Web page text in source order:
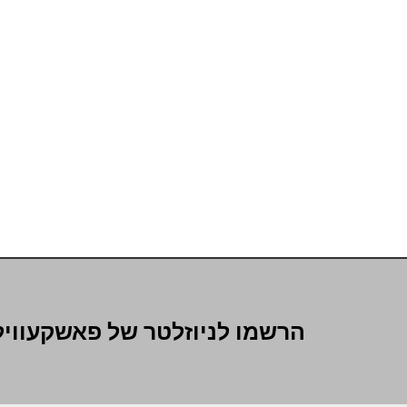
הרשמו לניוזלטר של